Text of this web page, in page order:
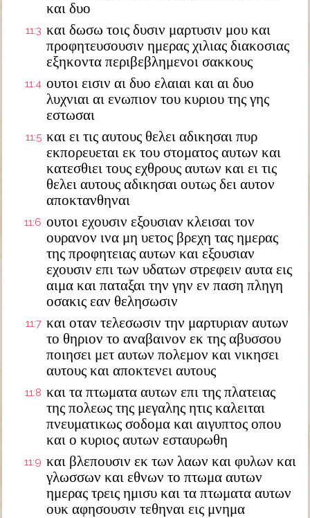
και δυο
11:3 και δωσω τοις δυσιν μαρτυσιν μου και
προφητευσουσιν ημερας χιλιας διακοσιας
εξηκοντα περιβεβλημενοι σακκους
11:4 ουτοι εισιν αι δυο ελαιαι και αι δυο
λυχνιαι αι ενωπιον του κυριου της γης
εστωσαι
11:5 και ει τις αυτους θελει αδικησαι πυρ
εκπορευεται εκ του στοματος αυτων και
κατεσθιει τους εχθρους αυτων και ει τις
θελει αυτους αδικησαι ουτως δει αυτον
αποκτανθηναι
11:6 ουτοι εχουσιν εξουσιαν κλεισαι τον
ουρανον ινα μη υετος βρεχη τας ημερας
της προφητειας αυτων και εξουσιαν
εχουσιν επι των υδατων στρεφειν αυτα εις
αιμα και παταξαι την γην εν παση πληγη
οσακις εαν θελησωσιν
11:7 και οταν τελεσωσιν την μαρτυριαν αυτων
το θηριον το αναβαινον εκ της αβυσσου
ποιησει μετ αυτων πολεμον και νικησει
αυτους και αποκτενει αυτους
11:8 και τα πτωματα αυτων επι της πλατειας
της πολεως της μεγαλης ητις καλειται
πνευματικως σοδομα και αιγυπτος οπου
και ο κυριος αυτων εσταυρωθη
11:9 και βλεπουσιν εκ των λαων και φυλων και
γλωσσων και εθνων το πτωμα αυτων
ημερας τρεις ημισυ και τα πτωματα αυτων
ουκ αφησουσιν τεθηναι εις μνημα